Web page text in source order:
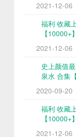
2021-12-06
福利 收藏
【10000+】
2021-12-06
史上颜值
泉水 合集
2020-09-20
福利 收藏
【10000+】
2021-12-06